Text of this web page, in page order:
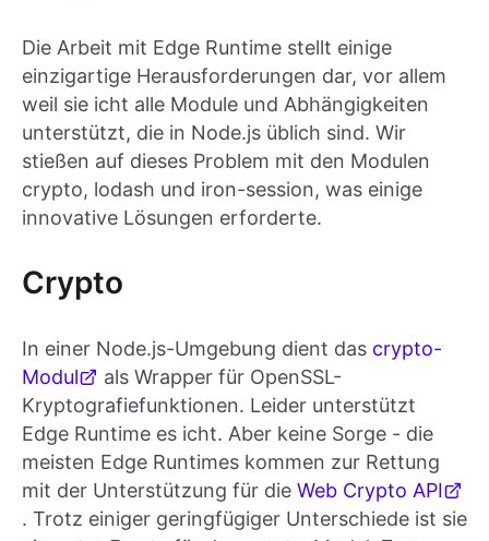
Die Arbeit mit Edge Runtime stellt einige
einzigartige Herausforderungen dar, vor allem
weil sie icht alle Module und Abhängigkeiten
unterstützt, die in Node.js üblich sind. Wir
stießen auf dieses Problem mit den Modulen
crypto, lodash und iron-session, was einige
innovative Lösungen erforderte.
Crypto
In einer Node.js-Umgebung dient das crypto-
Modul
als Wrapper für OpenSSL-
Kryptografiefunktionen. Leider unterstützt
Edge Runtime es icht. Aber keine Sorge - die
meisten Edge Runtimes kommen zur Rettung
mit der Unterstützung für die Web Crypto API
. Trotz einiger geringfügiger Unterschiede ist sie